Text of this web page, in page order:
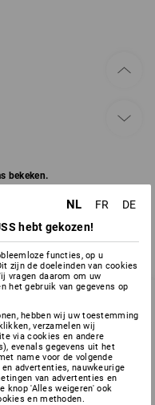
bekeken.
27 64
NL FR
DE
hebt gekozen!
functies, op u
zijn de doeleinden van cookies
vragen daarom om uw
het gebruik van gegevens op
hebben wij uw toestemming
verzamelen wij
via cookies en andere
evenals gegevens uit het
name voor de volgende
advertenties, nauwkeurige
van advertenties en
knop 'Alles weigeren' ook
en methoden.